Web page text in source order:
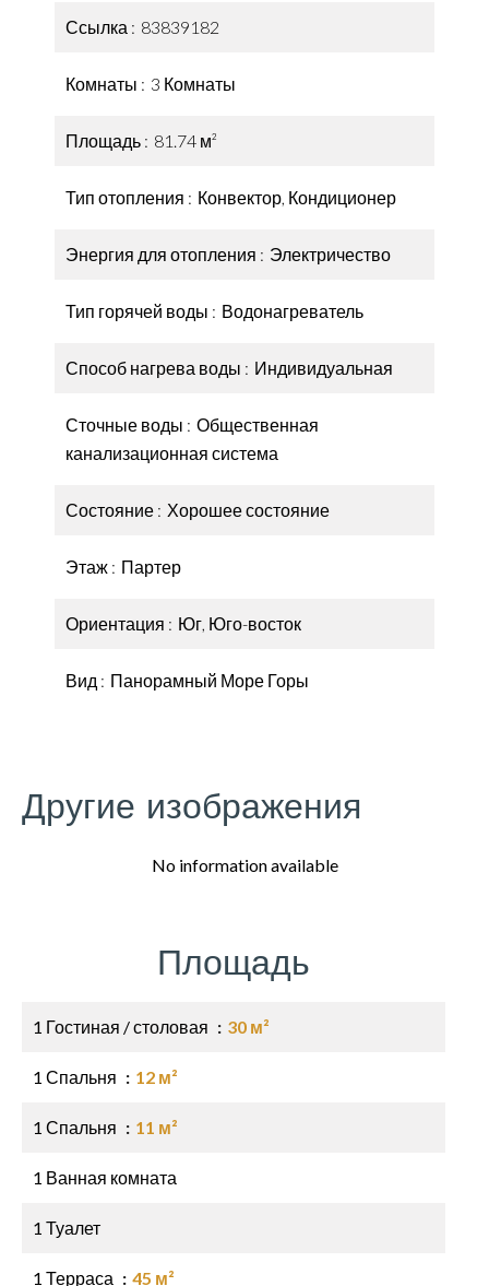
Ссылка 83839182
Комнаты 3 Комнаты
Площадь 81.74 м²
Тип отопления Конвектор, Кондиционер
Энергия для отопления Электричество
Тип горячей воды Водонагреватель
Способ нагрева воды Индивидуальная
Сточные воды
Общественная
канализационная система
Состояние Хорошее состояние
Этаж Партер
Ориентация Юг, Юго-восток
Вид Панорамный Море Горы
Другие изображения
No information available
Площадь
1 Гостиная / столовая 30 м²
1 Спальня 12 м²
1 Спальня 11 м²
1 Ванная комната
1 Туалет
1 Терраса 45 м²